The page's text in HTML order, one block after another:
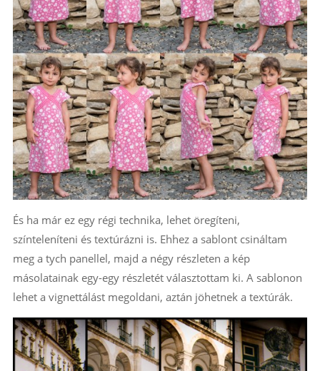
És ha már ez egy régi technika, lehet öregíteni,
színteleníteni és textúrázni is. Ehhez a sablont csináltam
meg a tych panellel, majd a négy részleten a kép
másolatainak egy-egy részletét választottam ki. A sablonon
lehet a vignettálást megoldani, aztán jöhetnek a textúrák.